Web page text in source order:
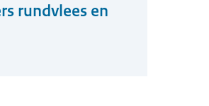
rundvlees en